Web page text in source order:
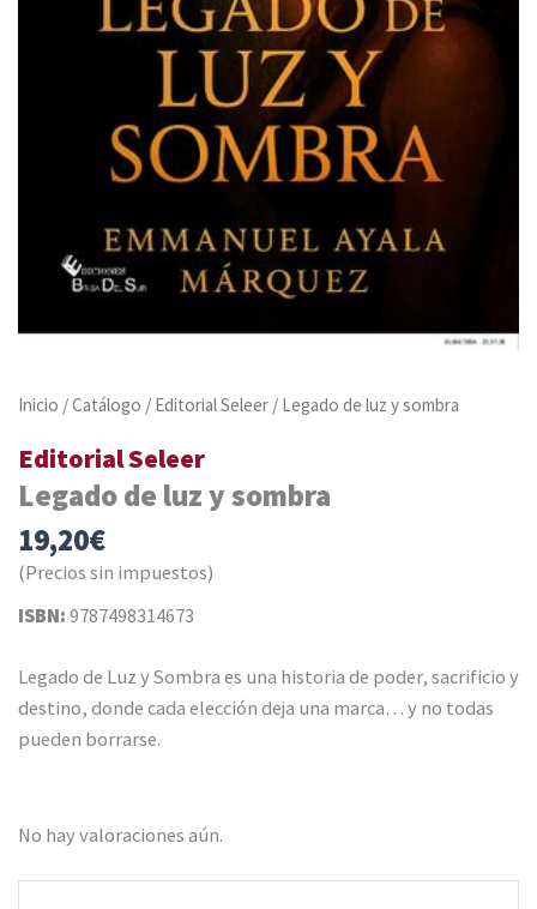
Inicio /Catálogo / Editorial Seleer / Legado de luz y sombra
Editorial Seleer
Legado de luz y sombra
19,20€
(Precios sin impuestos)
ISBN: 9787498314673
Legado de Luz y Sombra es una historia de poder, sacrificio y
destino, donde cada elección deja una marca… y no todas
pueden borrarse.
No hay valoraciones aún.